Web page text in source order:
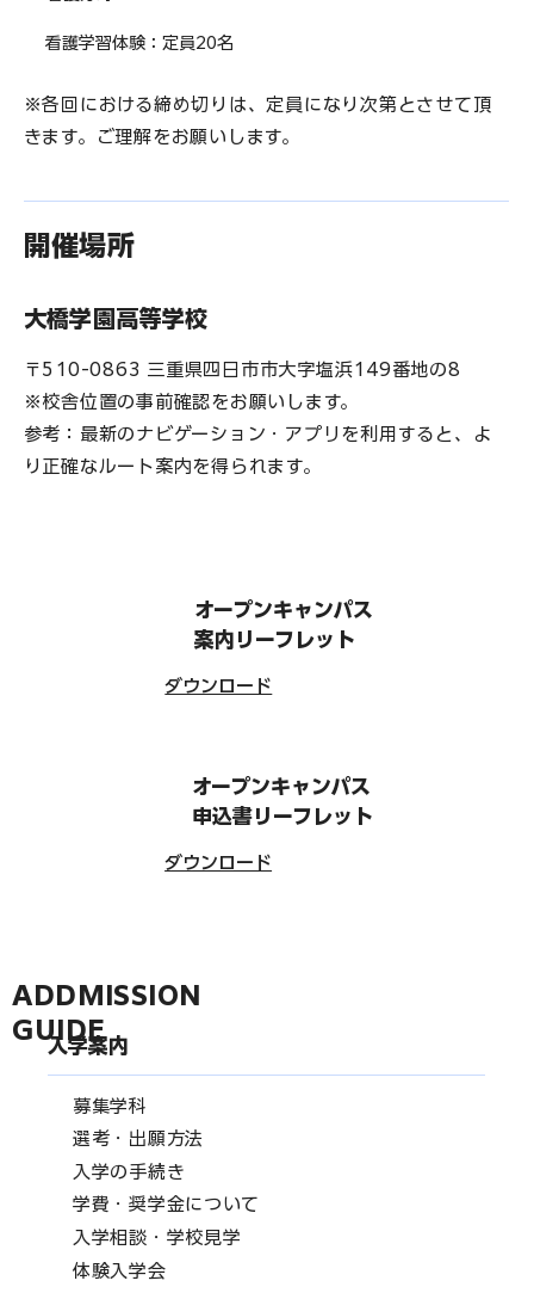
看護学習体験：定員20名
※各回における締め切りは、定員になり次第とさせて頂
きます。ご理解をお願いします。
開催場所
大橋学園高等学校
〒510-0863 三重県四日市市大字塩浜149番地の8
※校舎位置の事前確認をお願いします。
参考：最新のナビゲーション・アプリを利用すると、よ
り正確なルート案内を得られます。
オープンキャンパス
案内リーフレット
​ダウンロード
オープンキャンパス
申込書リーフレット
​ダウンロード
入学案内
募集学科
選考・出願方法
入学の手続き
学費・奨学金について
入学相談・学校見学
体験入学会
ADDMISSION
GUIDE